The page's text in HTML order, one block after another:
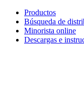
contenido
Productos
Búsqueda de
Minorista online
Descargas e